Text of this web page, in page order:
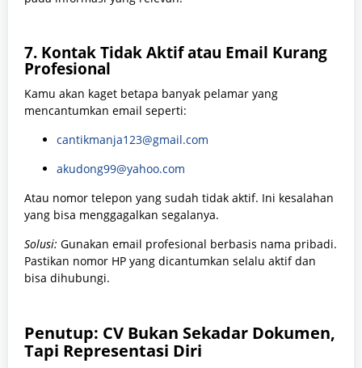
7. Kontak Tidak Aktif atau Email Kurang
Profesional
Kamu akan kaget betapa banyak pelamar yang
mencantumkan email seperti:
cantikmanja123@gmail.com
akudong99@yahoo.com
Atau nomor telepon yang sudah tidak aktif. Ini kesalahan
yang bisa menggagalkan segalanya.
Solusi: Gunakan email profesional berbasis nama pribadi.
Pastikan nomor HP yang dicantumkan selalu aktif dan
bisa dihubungi.
Penutup: CV Bukan Sekadar Dokumen,
Tapi Representasi Diri